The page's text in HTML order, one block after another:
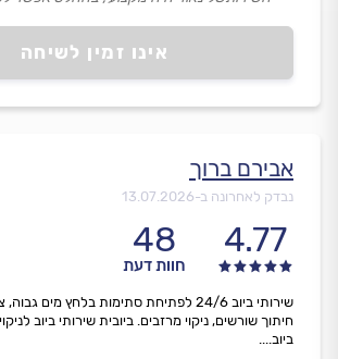
אינו זמין לשיחה
אבירם ברוך
נבדק לאחרונה ב-13.07.2026
4.77
48
חוות דעת
שירותי ביוב 24/6 לפתיחת סתימות בלחץ מים
חיתוך שורשים, ניקוי מרזבים. ביובית שירותי ביוב
ביוב....